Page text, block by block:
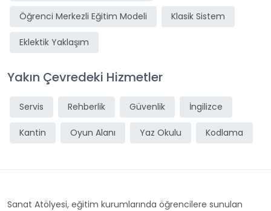
Öğrenci Merkezli Eğitim Modeli Klasik Sistem
Eklektik Yaklaşım
Yakın Çevredeki Hizmetler
Servis Rehberlik Güvenlik İngilizce
Kantin Oyun Alanı Yaz Okulu Kodlama
Sanat Atölyesi, eğitim kurumlarında öğrencilere sunulan